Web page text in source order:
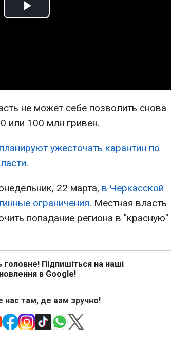
Play
не может себе позволить снова
или 100 млн гривен.
ужесточать карантин по
.
22 марта, в Черкасской
ограничения. Местная власть
попадание региона в "красную"
головне! Підпишіться на наші
в Google!
нас там, де вам зручно!